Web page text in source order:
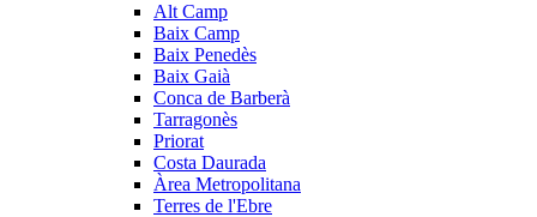
Alt Camp
Baix Camp
Baix Penedès
Baix Gaià
Conca de Barberà
Tarragonès
Priorat
Costa Daurada
Àrea Metropolitana
Terres de l'Ebre